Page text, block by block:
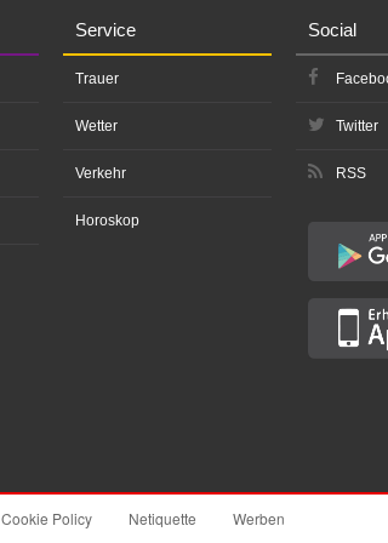
Service
Trauer
Wetter
Verkehr
Horoskop
Social
Twitter
RSS
Cookie Policy Netiquette Werben